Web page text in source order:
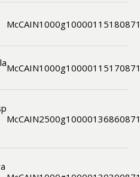
McCAIN1000g1000011518
McCAIN1000g1000011517
McCAIN2500g1000013686